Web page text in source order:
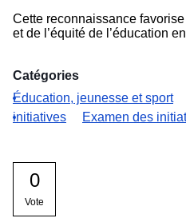
Cette reconnaissance
et de l’équité de l’éducation
Catégories
Éducation, jeunesse et sport
initiatives
Examen des
0
Vote